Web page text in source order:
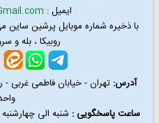
ایمیل :
با ذخیره شماره موبایل پرشین ساین
روبیکا ، بله و
آدرس:
واحد
ساعت پاسخگویی :